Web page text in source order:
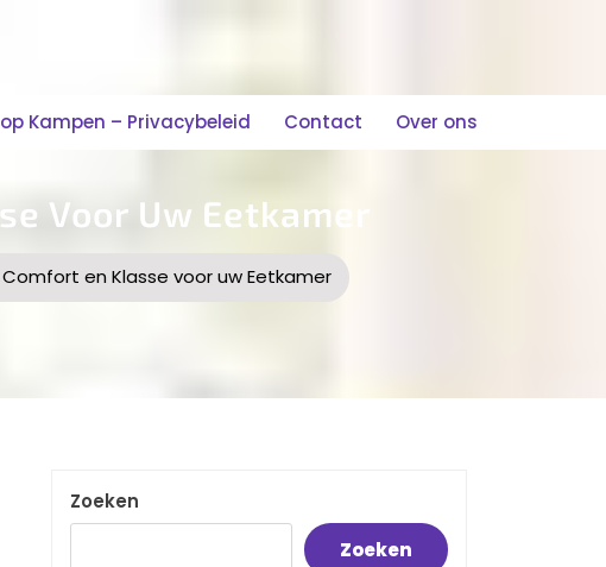
Kampen – Privacybeleid Contact Over ons
Voor Uw Eetkamer
en Klasse voor uw Eetkamer
Zoeken
Zoeken